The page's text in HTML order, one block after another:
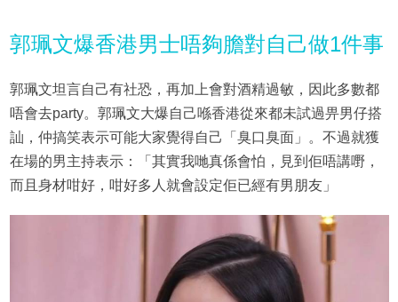
郭珮文爆香港男士唔夠膽對自己做1件事
郭珮文坦言自己有社恐，再加上會對酒精過敏，因此多數都
唔會去party。郭珮文大爆自己喺香港從來都未試過畀男仔搭
訕，仲搞笑表示可能大家覺得自己「臭口臭面」。不過就獲
在場的男主持表示：「其實我哋真係會怕，見到佢唔講嘢，
而且身材咁好，咁好多人就會設定佢已經有男朋友」